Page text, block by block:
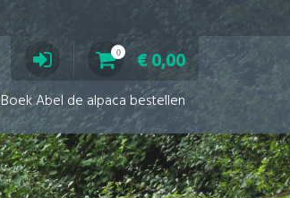
0 €0,00
Boek Abel de alpaca bestellen